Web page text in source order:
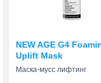
NEW AGE G4
Uplift Mask
Маска-мусс лифтинг